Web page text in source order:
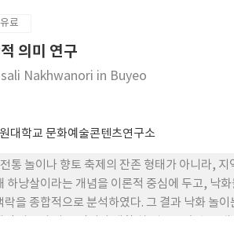
료
의미 연구
Nakhwanori in Buyeo
대학교 문화예술콘텐츠연구소
통 놀이나 향토 축제의 잔존 형태가 아니라,
냥살이라는 개념을 이론적 중심에 두고, 낙화
을 종합적으로 분석하였다. 그 결과 낙화 놀